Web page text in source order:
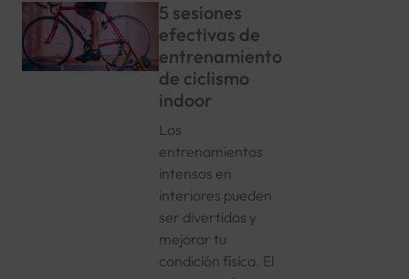
5 sesiones
efectivas de
entrenamiento
de ciclismo
indoor
Los
entrenamientos
intensos en
interiores pueden
ser divertidos y
mejorar tu
condición física. El